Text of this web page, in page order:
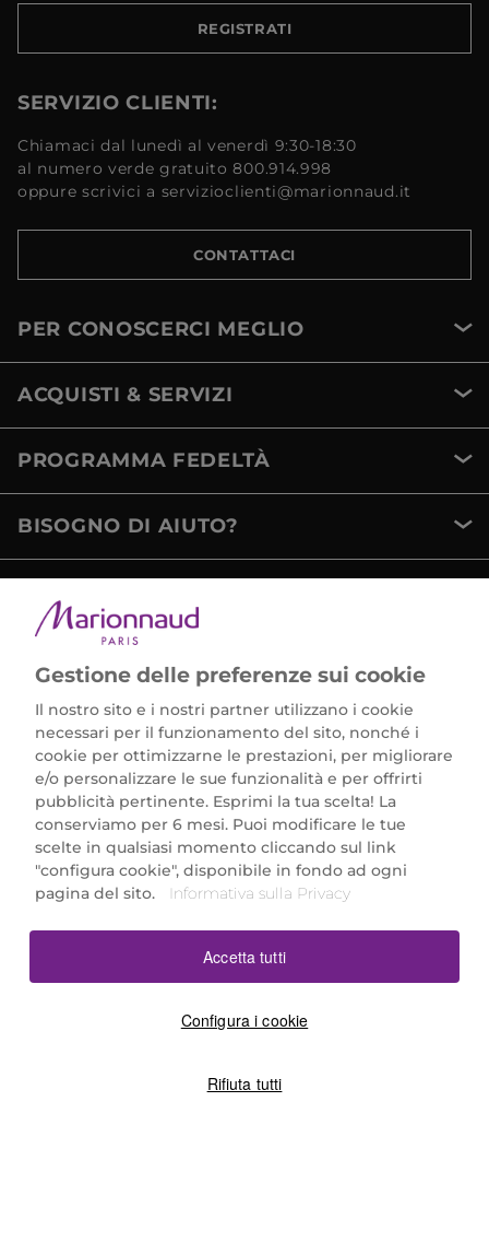
REGISTRATI
SERVIZIO CLIENTI:
Chiamaci dal lunedì al venerdì 9:30-18:30
al numero verde gratuito 800.914.998
oppure scrivici a servizioclienti@marionnaud.it
CONTATTACI
PER CONOSCERCI MEGLIO
ACQUISTI & SERVIZI
PROGRAMMA FEDELTÀ
BISOGNO DI AIUTO?
Marionnaud Parfumeries Italia S.r.l.
Largo Fiera Milano 5, 20017 Rho (MI)
REA Milano 1650024 con P.IVA 13425220152.
SCARICA LA NOSTRA APP
Gestione delle preferenze sui cookie
Il nostro sito e i nostri partner utilizzano i cookie
necessari per il funzionamento del sito, nonché i
cookie per ottimizzarne le prestazioni, per migliorare
e/o personalizzare le sue funzionalità e per offrirti
pubblicità pertinente. Esprimi la tua scelta! La
conserviamo per 6 mesi. Puoi modificare le tue
scelte in qualsiasi momento cliccando sul link
"configura cookie", disponibile in fondo ad ogni
pagina del sito.
Informativa sulla Privacy
Configura i cookie
Rifiuta tutti
Accetta tutti